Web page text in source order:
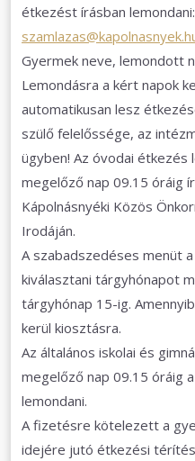
étkezést írásban lemondani:
Gyermek neve, lemondott
Lemondásra a kért napok
automatikusan lesz
szülő felelőssége, az
ügyben! Az óvodai
megelőző nap 09.15 óráig
Kápolnásnyéki Közös
Irodáján.
A szabadszedéses menüt
kiválasztani tárgyhónapot
tárgyhónap 15-ig.
kerül kiosztásra.
Az általános iskolai és
megelőző nap 09.15 óráig
lemondani.
A fizetésre kötelezett a
idejére jutó étkezési